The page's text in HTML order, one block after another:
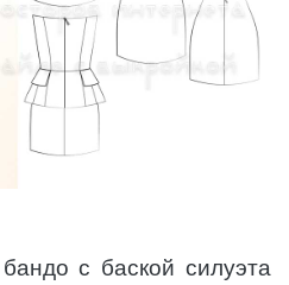
с баской силуэта